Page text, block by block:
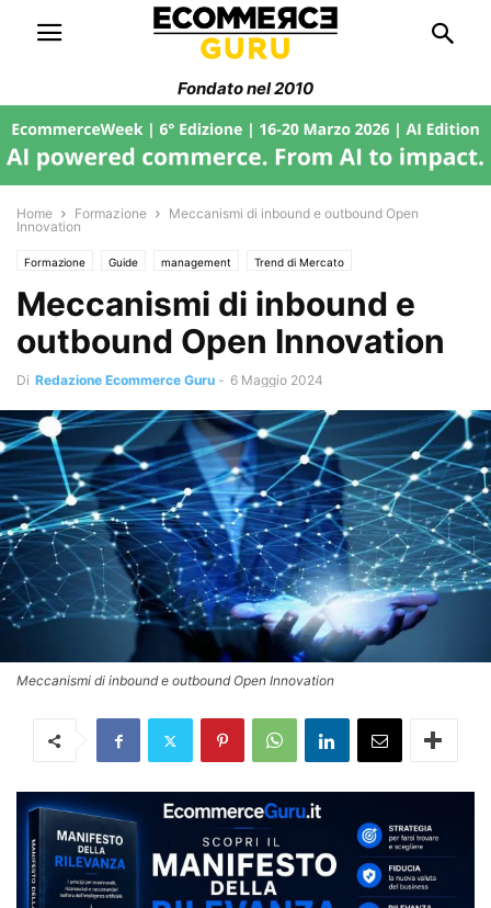
Fondato nel 2010
Home Formazione
Meccanismi di inbound e outbound Open
Innovation
Formazione Guide management Trend di Mercato
Meccanismi di inbound e
outbound Open Innovation
Di Redazione Ecommerce Guru - 6 Maggio 2024
Meccanismi di inbound e outbound Open Innovation